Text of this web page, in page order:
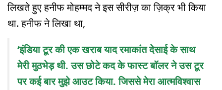
लिखते हुए हनीफ मोहम्मद ने इस सीरीज़ का ज़िक्र भी किया
था. हनीफ ने लिखा था,
‘इंडिया टूर की एक खराब याद रमाकांत देसाई के साथ
मेरी मुठभेड़ थी. उस छोटे कद के फास्ट बॉलर ने उस टूर
पर कई बार मुझे आउट किया. जिससे मेरा आत्मविश्वास